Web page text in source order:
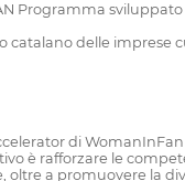
Programma
catalano delle imprese
di
è rafforzare le
oltre a promuovere la